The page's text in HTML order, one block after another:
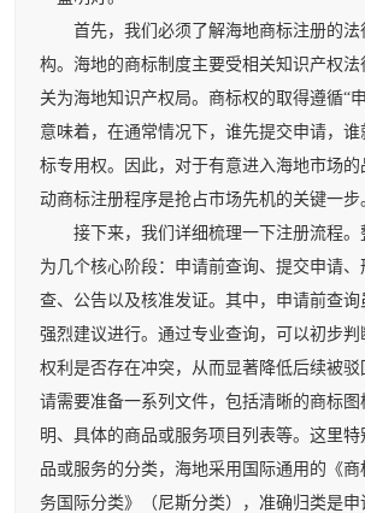
首先，我们必须了解海地商标注册的法
构。海地的商标制度主要受相关知识产权
关为海地知识产权局。商标权的取得遵循“
意味着，在通常情况下，谁先提交申请，
标专用权。因此，对于有意进入海地市场
动商标注册程序是抢占市场先机的关键一步
接下来，我们详细梳理一下注册流程。
为几个核心阶段：申请前查询、提交申请
查、公告以及核准发证。其中，申请前查
强烈建议进行。通过专业查询，可以初步
权利是否存在冲突，从而显著降低后续被
请需要准备一系列文件，包括清晰的商标
明、具体的商品或服务项目列表等。这里
品或服务的分类，海地采用国际通用的《
务国际分类》（尼斯分类），准确归类是申